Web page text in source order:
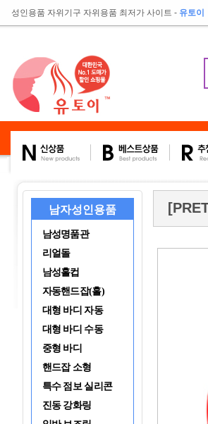
성인용품 자위기구 자위용품 최저가 사이트 - 유토이
남자성인용품
남성명품관
리얼돌
남성홀컵
자동핸드잡(홀)
대형 바디 자동
대형 바디 수동
중형 바디
핸드잡 소형
특수 점보 실리콘
진동 강화링